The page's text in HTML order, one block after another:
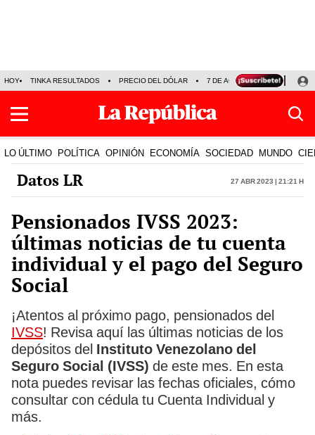
HOY TINKA RESULTADOS PRECIO DEL DÓLAR 7 DE AGOSTO OLLANTA
LO ÚLTIMO POLÍTICA OPINIÓN ECONOMÍA SOCIEDAD MUNDO
Datos LR 27 Abr 2023 | 21:21 h
Pensionados IVSS 2023:
últimas noticias de tu cuenta
individual y el pago del Seguro
Social
¡Atentos al próximo pago, pensionados del
IVSS! Revisa aquí las últimas noticias de los
depósitos del Instituto Venezolano del
Seguro Social (IVSS) de este mes. En esta
nota puedes revisar las fechas oficiales, cómo
consultar con cédula tu Cuenta Individual y
más.